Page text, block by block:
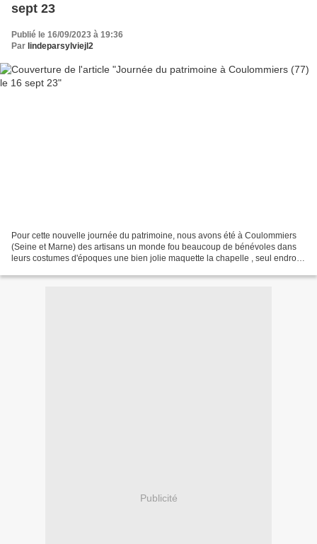
sept 23
Publié le 16/09/2023 à 19:36
Par lindeparsylviejl2
Pour cette nouvelle journée du patrimoine, nous avons été à Coulommiers
(Seine et Marne) des artisans un monde fou beaucoup de bénévoles dans
leurs costumes d'époques une bien jolie maquette la chapelle , seul endroit
Publicité